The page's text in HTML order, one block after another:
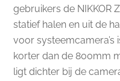
gebruikers de NIKKOR
statief halen en uit de
voor systeemcamera’s
korter dan de 800mm
ligt dichter bij de